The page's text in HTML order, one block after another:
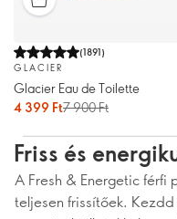
(1891)
GLACIER
Glacier Eau de Toilette
4 399 Ft7 900 Ft
Friss és
A Fresh & Energetic férfi
teljesen frissítőek.